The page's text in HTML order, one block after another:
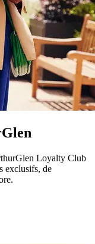
Loyalty Club
exclusifs, de